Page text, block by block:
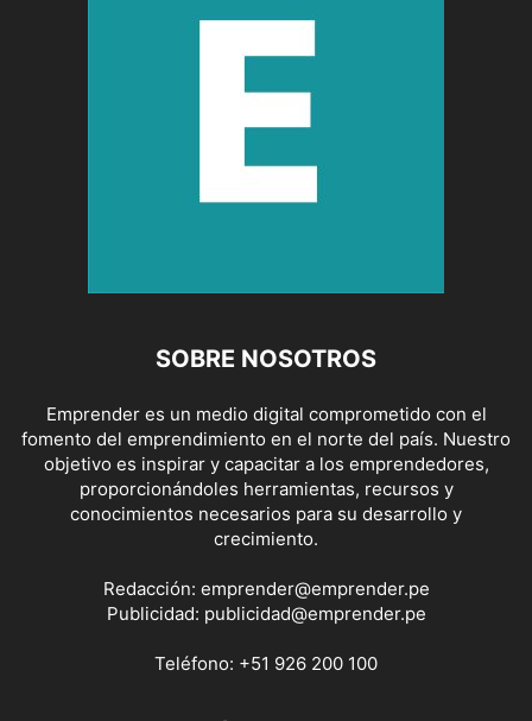
SOBRE NOSOTROS
Emprender es un medio digital comprometido con el
fomento del emprendimiento en el norte del país. Nuestro
objetivo es inspirar y capacitar a los emprendedores,
proporcionándoles herramientas, recursos y
conocimientos necesarios para su desarrollo y
crecimiento.
Redacción: emprender@emprender.pe
Publicidad: publicidad@emprender.pe
Teléfono: +51 926 200 100